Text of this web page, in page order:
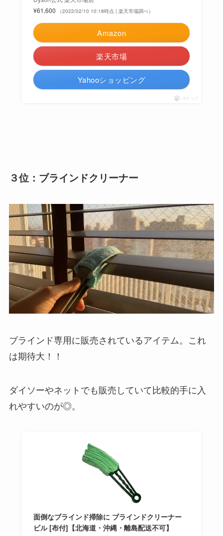
¥61,600
（2022/02/10 10:18時点 | 楽天市場調べ）
Amazon
楽天市場
Yahooショッピング
ポチップ
３位：ブラインドクリーナー
ブラインド専用に販売されているアイテム。これ
は期待大！！
ダイソーやネットでも販売していて比較的手に入
れやすいのが◎。
面倒なブラインド掃除に ブラインドクリーナー
ビル [布付]【北海道・沖縄・離島配送不可】